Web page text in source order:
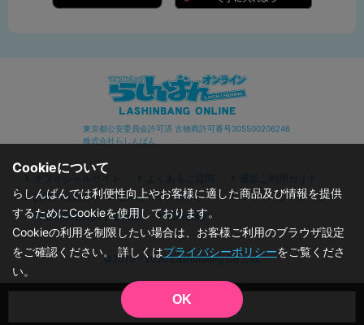
品切状態
東京都公安委員会許可済 古物商許可番号305500206246
株式会社らしんばん
オフィシャルサイト よくあるご質問
通販ご利用ガイド
お問い合わせ
セキュリティポリシー
プライバシーポリシー
特定商取引に関する表記
利用規約
©2019 - 2026 Lashinbang Co.,Ltd.
Cookieについて
らしんばんでは利便性向上やお客様に適した商品及び情報を提供
するためにCookieを使用しております。
Cookieの利用を制限したい場合は、お客様ご利用のブラウザ設定
をご確認ください。 詳しくはプライバシーポリシーをご覧くださ
い。
OK